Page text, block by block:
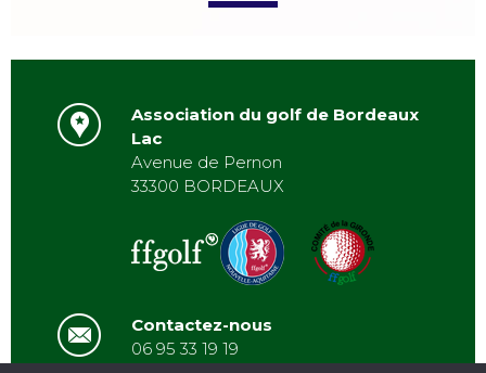
Association du golf de Bordeaux
Lac
Avenue de Pernon
33300 BORDEAUX
Contactez-nous
06 95 33 19 19